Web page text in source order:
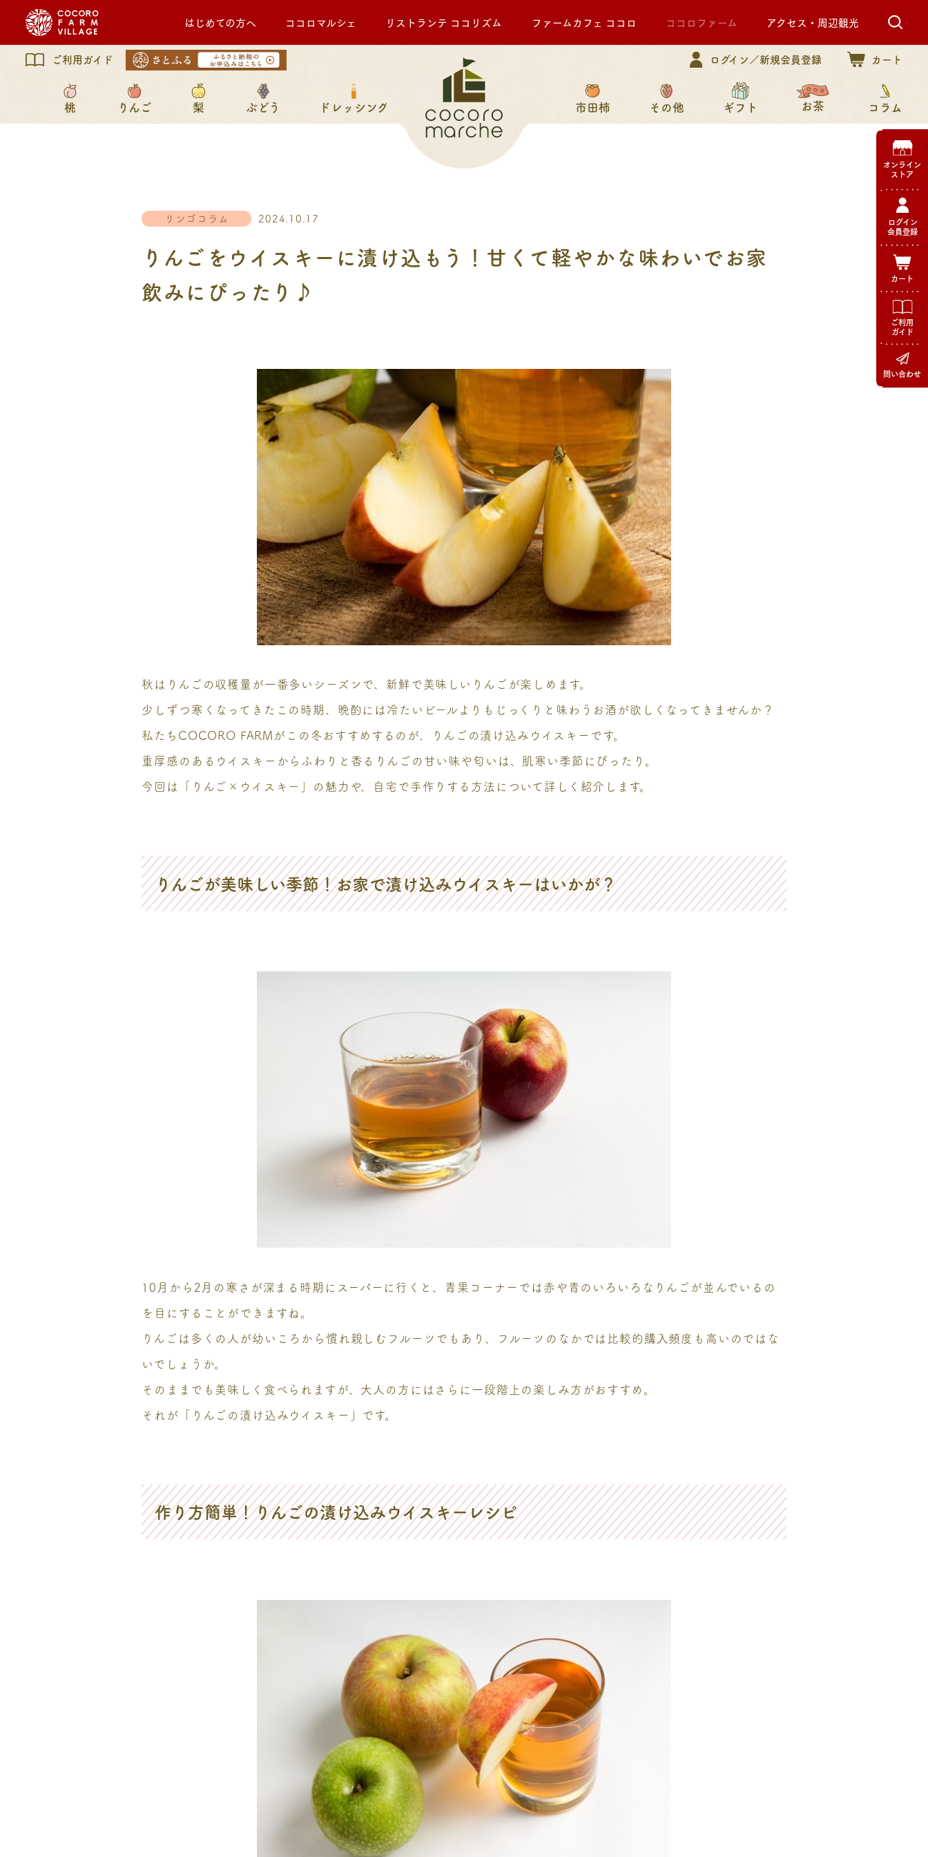
はじめての方へ ココロマルシェ リストランテ ココリズム ファームカフェ ココロ ココロファーム アクセス・周辺観光
ご利用ガイド ログイン／新規会員登録 カート
桃 りんご 梨 ぶどう ドレッシング 市田柿 その他 ギフト お茶 コラム
オンライン
ストア
ログイン
会員登録
カート
ご利用
ガイド
問い合わせ
リンゴコラム 2024.10.17
りんごをウイスキーに漬け込もう！甘くて軽やかな味わいでお家
飲みにぴったり♪
秋はりんごの収穫量が一番多いシーズンで、新鮮で美味しいりんごが楽しめます。
少しずつ寒くなってきたこの時期、晩酌には冷たいビールよりもじっくりと味わうお酒が欲しくなってきませんか？
私たちCOCORO FARMがこの冬おすすめするのが、りんごの漬け込みウイスキーです。
重厚感のあるウイスキーからふわりと香るりんごの甘い味や匂いは、肌寒い季節にぴったり。
今回は「りんご×ウイスキー」の魅力や、自宅で手作りする方法について詳しく紹介します。
りんごが美味しい季節！お家で漬け込みウイスキーはいかが？
10月から2月の寒さが深まる時期にスーパーに行くと、青果コーナーでは赤や青のいろいろなりんごが並んでいるの
を目にすることができますね。
りんごは多くの人が幼いころから慣れ親しむフルーツでもあり、フルーツのなかでは比較的購入頻度も高いのではな
いでしょうか。
そのままでも美味しく食べられますが、大人の方にはさらに一段階上の楽しみ方がおすすめ。
それが「りんごの漬け込みウイスキー」です。
作り方簡単！りんごの漬け込みウイスキーレシピ